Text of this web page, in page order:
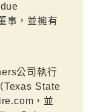
事，並擁有
公司執行
Texas State
，並